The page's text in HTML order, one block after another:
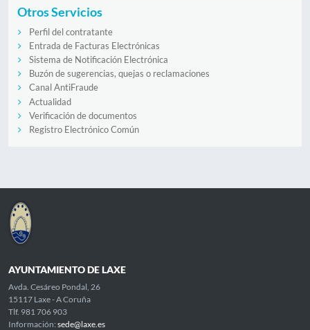
Otros Servicios
Perfil del contratante
Entrada de Facturas Electrónicas
Sistema de Notificación Electrónica
Buzón de sugerencias, quejas o reclamaciones
Canal AntiFraude
Actualidad
Verificación de documentos
Registro Electrónico Común
AYUNTAMIENTO DE LAXE
Avda. Cesáreo Pondal, 26
15117 Laxe - A Coruña
Tlf. 981 706 903
Información: sede@laxe.es